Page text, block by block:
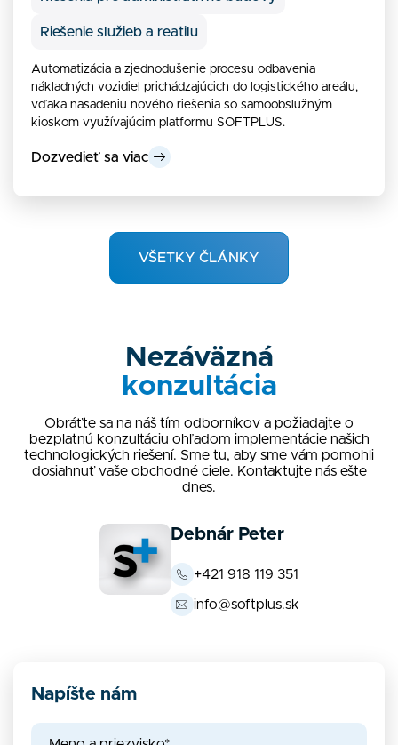
Riešenie služieb a reatilu
Automatizácia a zjednodušenie procesu odbavenia
nákladných vozidiel prichádzajúcich do logistického areálu,
vďaka nasadeniu nového riešenia so samoobslužným
kioskom využívajúcim platformu SOFTPLUS.
Dozvedieť sa viac
VŠETKY ČLÁNKY
Nezáväzná
konzultácia
Obráťte sa na náš tím odborníkov a požiadajte o
bezplatnú konzultáciu ohľadom implementácie našich
technologických riešení. Sme tu, aby sme vám pomohli
dosiahnuť vaše obchodné ciele. Kontaktujte nás ešte
dnes.
Debnár Peter
+421 918 119 351
info@softplus.sk
Napíšte nám